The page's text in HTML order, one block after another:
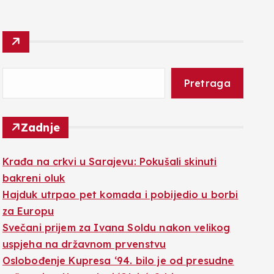
Pretraga
Zadnje
Krađa na crkvi u Sarajevu: Pokušali skinuti
bakreni oluk
Hajduk utrpao pet komada i pobijedio u borbi
za Europu
Svečani prijem za Ivana Soldu nakon velikog
uspjeha na državnom prvenstvu
Oslobođenje Kupresa ‘94. bilo je od presudne